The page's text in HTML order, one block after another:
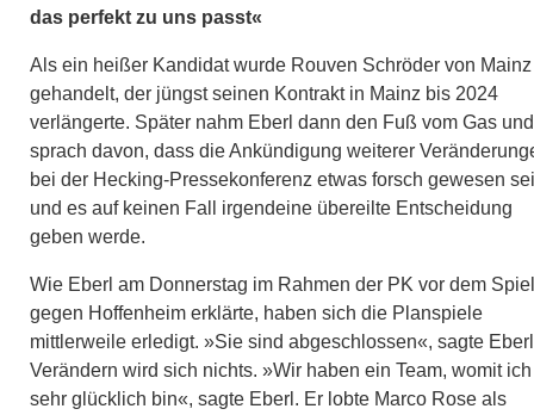
das perfekt zu uns passt«
Als ein heißer Kandidat wurde Rouven Schröder von
gehandelt, der jüngst seinen Kontrakt in Mainz bis 2024
verlängerte. Später nahm Eberl dann den Fuß vom Gas und
sprach davon, dass die Ankündigung weiterer
bei der Hecking-Pressekonferenz etwas forsch gewesen sei
und es auf keinen Fall irgendeine übereilte Entscheidung
geben werde.
Wie Eberl am Donnerstag im Rahmen der PK vor dem Spiel
gegen Hoffenheim erklärte, haben sich die Planspiele
mittlerweile erledigt. »Sie sind abgeschlossen«, sagte
Verändern wird sich nichts. »Wir haben ein Team, womit ich
sehr glücklich bin«, sagte Eberl. Er lobte Marco Rose als